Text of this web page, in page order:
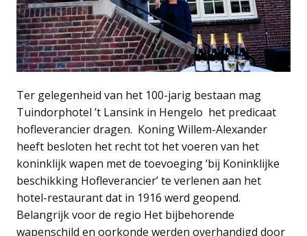
Ter gelegenheid van het 100-jarig bestaan mag
Tuindorphotel ’t Lansink in Hengelo het predicaat
hofleverancier dragen. Koning Willem-Alexander
heeft besloten het recht tot het voeren van het
koninklijk wapen met de toevoeging ‘bij Koninklijke
beschikking Hofleverancier’ te verlenen aan het
hotel-restaurant dat in 1916 werd geopend.
Belangrijk voor de regio Het bijbehorende
wapenschild en oorkonde werden overhandigd door